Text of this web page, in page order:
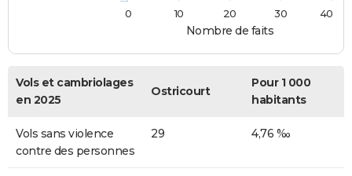
Nombre de faits
0
10 20 30 40
Vols et cambriolages
en 2025
Ostricourt
Pour 1 000
habitants
Vols sans violence
contre des personnes
29 4,76 ‰